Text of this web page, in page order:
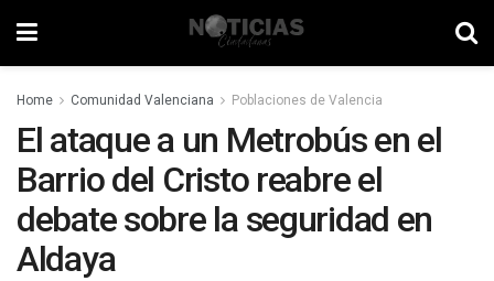
Home Comunidad Valenciana Poblaciones de Valencia
El ataque a un Metrobús en el
Barrio del Cristo reabre el
debate sobre la seguridad en
Aldaya